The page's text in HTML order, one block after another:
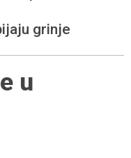
grinje
u